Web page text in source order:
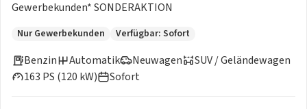
Gewerbekunden* SONDERAKTION
Nur Gewerbekunden Verfügbar: Sofort
Benzin
Neuwagen
163 PS (120 kW)
Automatik
SUV / Geländewagen
Sofort